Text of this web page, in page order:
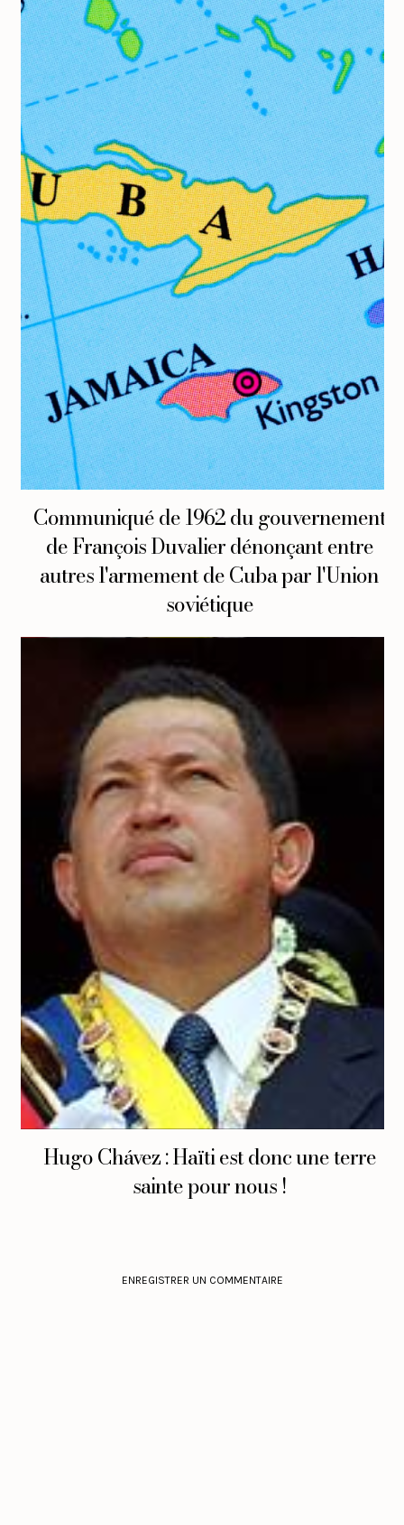
Communiqué de 1962 du gouvernement
de François Duvalier dénonçant entre
autres l'armement de Cuba par l'Union
soviétique
Hugo Chávez : Haïti est donc une terre
sainte pour nous !
ENREGISTRER UN COMMENTAIRE